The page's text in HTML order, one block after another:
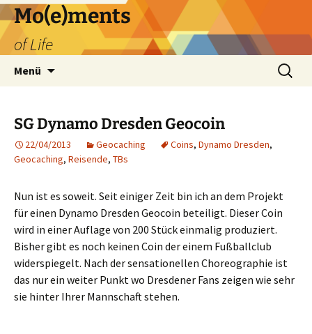
Zum
Inhalt
springen
Mo(e)ments
of Life
Menü
Suchen
nach:
SG Dynamo Dresden Geocoin
22/04/2013 Geocaching Coins, Dynamo Dresden,
Geocaching, Reisende, TBs
Nun ist es soweit. Seit einiger Zeit bin ich an dem Projekt
für einen Dynamo Dresden Geocoin beteiligt. Dieser Coin
wird in einer Auflage von 200 Stück einmalig produziert.
Bisher gibt es noch keinen Coin der einem Fußballclub
widerspiegelt. Nach der sensationellen Choreographie ist
das nur ein weiter Punkt wo Dresdener Fans zeigen wie sehr
sie hinter Ihrer Mannschaft stehen.